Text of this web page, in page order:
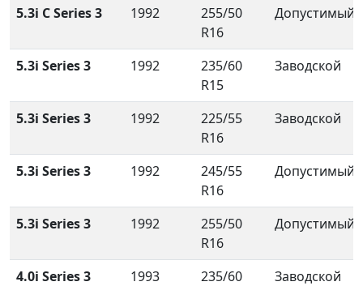
5.3i C Series 3 1992
255/50
R16
Допустимый
5.3i Series 3 1992
235/60
R15
Заводской
5.3i Series 3 1992
225/55
R16
Заводской
5.3i Series 3 1992
245/55
R16
Допустимый
5.3i Series 3 1992
255/50
R16
Допустимый
4.0i Series 3 1993
235/60
Заводской